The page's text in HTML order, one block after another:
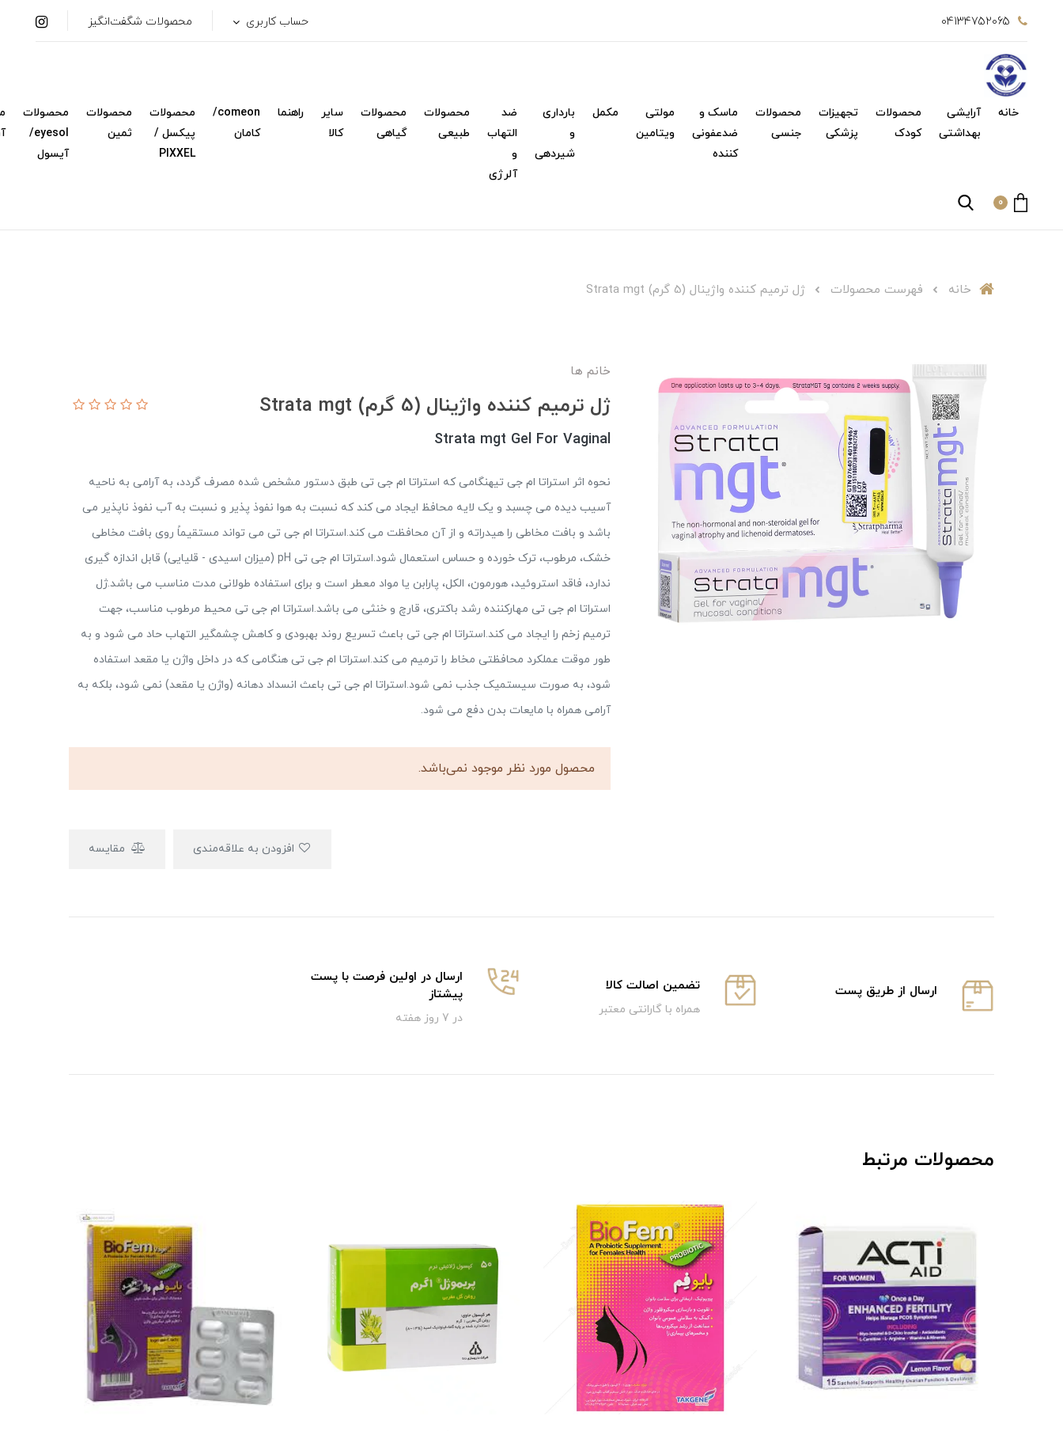
04134752065 حساب کاربری محصولات شگفت‌انگیز
خانه
آرایشی
بهداشتی
محصولات
کودک
تجهیزات
پزشکی
محصولات
جنسی
ماسک و
ضدعفونی
کننده
مولتی
ویتامین
مکمل
بارداری
و
شیردهی
ضد
التهاب
و
آلرژی
محصولات
طبیعی
محصولات
گیاهی
سایر
کالا
راهنما
comeon/
کامان
محصولات
پیکسل /
PIXXEL
محصولات
ثمین
محصولات
eyesol/
آیسول
0
خانه فهرست محصولات ژل ترمیم کننده واژینال (5 گرم) Strata mgt
خانم ها
ژل ترمیم کننده واژینال (5 گرم) Strata mgt
Strata mgt Gel For Vaginal
نحوه اثر استراتا ام جی تیهنگامی که استراتا ام جی تی طبق دستور مشخص شده مصرف گردد، به آرامی به ناحیه
آسیب دیده می چسبد و یک لایه محافظ ایجاد می کند که نسبت به هوا نفوذ پذیر و نسبت به آب نفوذ ناپذیر می
باشد و بافت مخاطی را هیدراته و از آن محافظت می کند.استراتا ام جی تی می تواند مستقیماً روی بافت مخاطی
خشک، مرطوب، ترک خورده و حساس استعمال شود.استراتا ام جی تی pH (میزان اسیدی - قلیایی) قابل اندازه گیری
ندارد، فاقد استروئید، هورمون، الکل، پارابن یا مواد معطر است و برای استفاده طولانی مدت مناسب می باشد.ژل
استراتا ام جی تی مهارکننده رشد باکتری، قارچ و خنثی می باشد.استراتا ام جی تی محیط مرطوب مناسب، جهت
ترمیم زخم را ایجاد می کند.استراتا ام جی تی باعث تسریع روند بهبودی و کاهش چشمگیر التهاب حاد می شود و به
طور موقت عملکرد محافظتی مخاط را ترمیم می کند.استراتا ام جی تی هنگامی که در داخل واژن یا مقعد استفاده
شود، به صورت سیستمیک جذب نمی شود.استراتا ام جی تی باعث انسداد دهانه (واژن یا مقعد) نمی شود، بلکه به
آرامی همراه با مایعات بدن دفع می شود.
محصول مورد نظر موجود نمی‌باشد.
مقایسه
ارسال از طریق پست تضمین اصالت کالا
همراه با گارانتی معتبر
ارسال در اولین فرصت با پست
پیشتاز
در 7 روز هفته
محصولات مرتبط